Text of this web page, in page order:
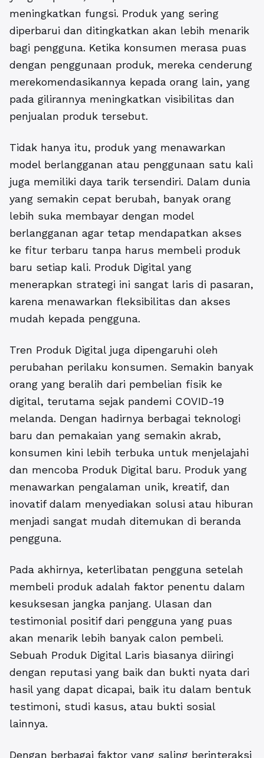
meningkatkan fungsi. Produk yang sering
diperbarui dan ditingkatkan akan lebih menarik
bagi pengguna. Ketika konsumen merasa puas
dengan penggunaan produk, mereka cenderung
merekomendasikannya kepada orang lain, yang
pada gilirannya meningkatkan visibilitas dan
penjualan produk tersebut.
Tidak hanya itu, produk yang menawarkan
model berlangganan atau penggunaan satu kali
juga memiliki daya tarik tersendiri. Dalam dunia
yang semakin cepat berubah, banyak orang
lebih suka membayar dengan model
berlangganan agar tetap mendapatkan akses
ke fitur terbaru tanpa harus membeli produk
baru setiap kali. Produk Digital yang
menerapkan strategi ini sangat laris di pasaran,
karena menawarkan fleksibilitas dan akses
mudah kepada pengguna.
Tren Produk Digital juga dipengaruhi oleh
perubahan perilaku konsumen. Semakin banyak
orang yang beralih dari pembelian fisik ke
digital, terutama sejak pandemi COVID-19
melanda. Dengan hadirnya berbagai teknologi
baru dan pemakaian yang semakin akrab,
konsumen kini lebih terbuka untuk menjelajahi
dan mencoba Produk Digital baru. Produk yang
menawarkan pengalaman unik, kreatif, dan
inovatif dalam menyediakan solusi atau hiburan
menjadi sangat mudah ditemukan di beranda
pengguna.
Pada akhirnya, keterlibatan pengguna setelah
membeli produk adalah faktor penentu dalam
kesuksesan jangka panjang. Ulasan dan
testimonial positif dari pengguna yang puas
akan menarik lebih banyak calon pembeli.
Sebuah Produk Digital Laris biasanya diiringi
dengan reputasi yang baik dan bukti nyata dari
hasil yang dapat dicapai, baik itu dalam bentuk
testimoni, studi kasus, atau bukti sosial
lainnya.
Dengan berbagai faktor yang saling berinteraksi